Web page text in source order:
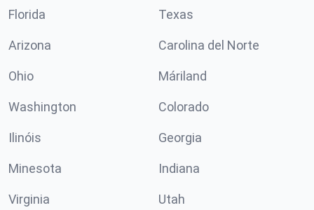
Florida Texas
Arizona Carolina del Norte
Ohio Máriland
Washington Colorado
Ilinóis Georgia
Minesota Indiana
Virginia Utah